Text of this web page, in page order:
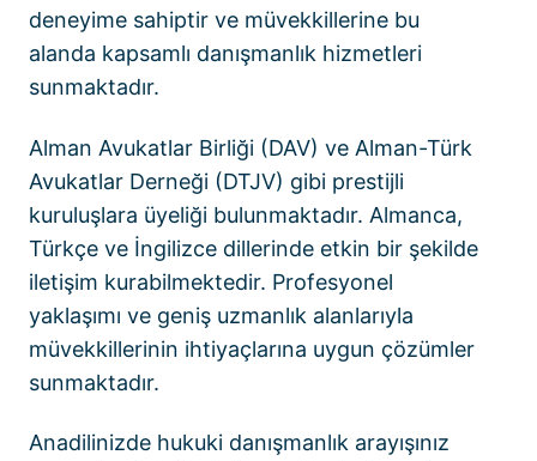
deneyime sahiptir ve müvekkillerine bu
alanda kapsamlı danışmanlık hizmetleri
sunmaktadır.
Alman Avukatlar Birliği (DAV) ve Alman-Türk
Avukatlar Derneği (DTJV) gibi prestijli
kuruluşlara üyeliği bulunmaktadır. Almanca,
Türkçe ve İngilizce dillerinde etkin bir şekilde
iletişim kurabilmektedir. Profesyonel
yaklaşımı ve geniş uzmanlık alanlarıyla
müvekkillerinin ihtiyaçlarına uygun çözümler
sunmaktadır.
Anadilinizde hukuki danışmanlık arayışınız